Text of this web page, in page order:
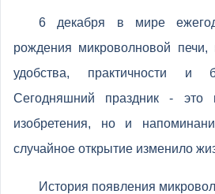
6 декабря в мире
рождения микроволновой печи,
удобства, практичности и
Сегодняшний праздник - это
изобретения, но и
случайное открытие изменило
История появления